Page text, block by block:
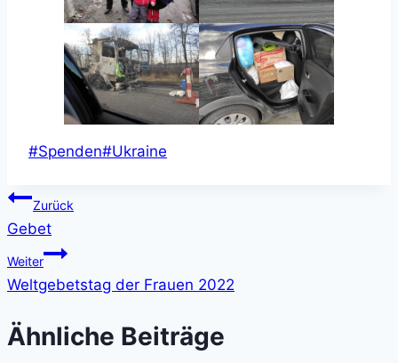
Schlagworte:
#Spenden#Ukraine
Beitragsnavigation
Zurück
Gebet
Weiter
Weltgebetstag der Frauen 2022
Ähnliche Beiträge